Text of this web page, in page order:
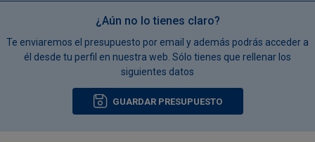
¿Aún no lo tienes claro?
Te enviaremos el presupuesto por email y además podrás acceder a
él desde tu perfil en nuestra web. Sólo tienes que rellenar los
siguientes datos
GUARDAR PRESUPUESTO